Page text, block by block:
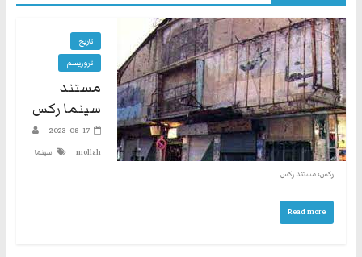
راه
و
شیوه
ایرانیانی
است
که
هم
به
تاریخ
تروریسم
مستند
سینما رکس
2023-08-17
mollah
سینما
رکس،مستند رکس
Read more